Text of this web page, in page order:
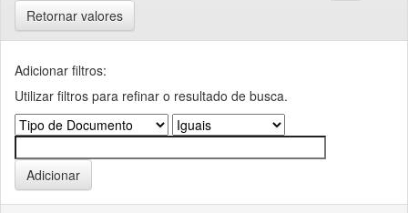
Retornar valores
Adicionar filtros:
Utilizar filtros para refinar o resultado de busca.